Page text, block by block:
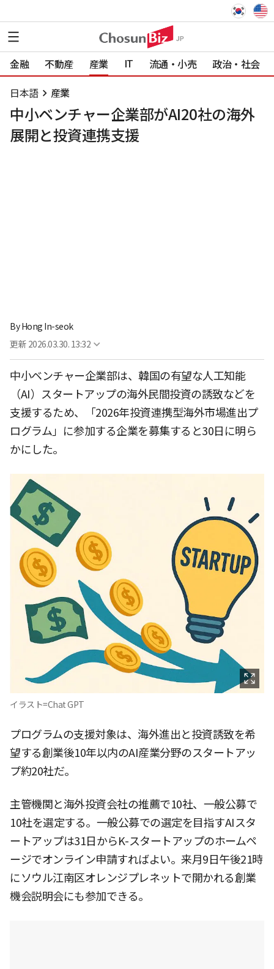
金融 不動産 産業 IT 流通・小売 政治・社会
日本語 産業
中小ベンチャー企業部がAI20社の海外
展開と投資連携支援
ByHong In-seok
更新 2026.03.30. 13:32
中小ベンチャー企業部は、韓国の有望な人工知能
（AI）スタートアップの海外民間投資の誘致などを
支援するため、「2026年投資連携型海外市場進出プ
ログラム」に参加する企業を募集すると30日に明ら
かにした。
イラスト=Chat GPT
プログラムの支援対象は、海外進出と投資誘致を希
望する創業後10年以内のAI産業分野のスタートアッ
プ約20社だ。
主管機関と海外投資会社の推薦で10社、一般公募で
10社を選定する。一般公募での選定を目指すAIスタ
ートアップは31日からK-スタートアップのホームペ
ージでオンライン申請すればよい。来月9日午後21時
にソウル江南区オレンジプレネットで開かれる創業
機会説明会にも参加できる。